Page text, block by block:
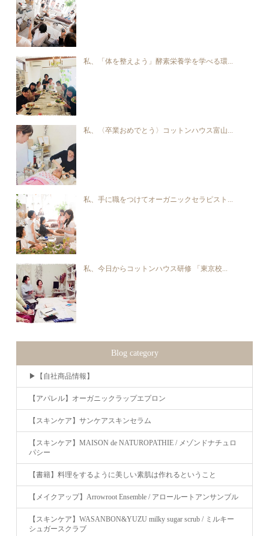
私、「体を整えよう」酵素栄養学を学べる環...
私、〈卒業おめでとう〉コットンハウス富山...
私、手に職をつけてオーガニックセラピスト...
私、今日からコットンハウス研修 「東京校...
Blog category
▶︎【自社商品情報】
【アパレル】オーガニックラップエプロン
【スキンケア】サンケアスキンセラム
【スキンケア】MAISON de NATUROPATHIE / メゾンドナチュロ
パシー
【書籍】料理をするように美しい素肌は作れるということ
【メイクアップ】Arrowroot Ensemble / アロールートアンサンブル
【スキンケア】WASANBON&YUZU milky sugar scrub / ミルキー
シュガースクラブ